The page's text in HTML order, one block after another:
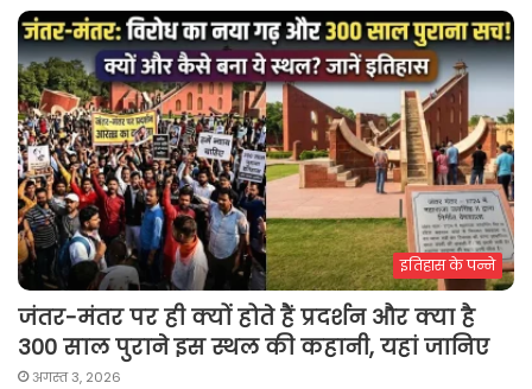
इतिहास के पन्ने
जंतर-मंतर पर ही क्यों होते हैं प्रदर्शन और क्या है
300 साल पुराने इस स्थल की कहानी, यहां जानिए
अगस्त 3, 2026